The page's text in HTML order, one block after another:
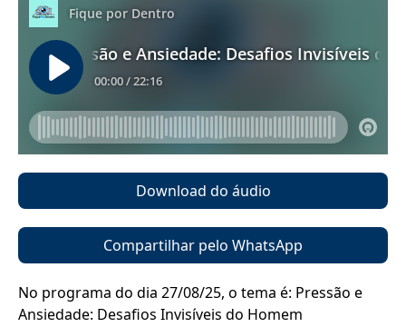
Download do áudio
Compartilhar pelo WhatsApp
No programa do dia 27/08/25, o tema é: Pressão e
Ansiedade: Desafios Invisíveis do Homem